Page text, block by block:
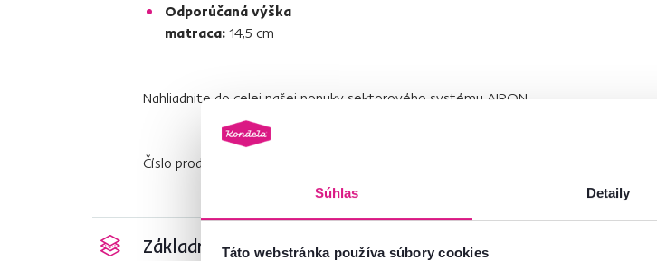
Súhlas Detaily
Táto webstránka používa súbory cookies
Odporúčaná výška
matraca: 14,5 cm
Nahliadnite do celej našej ponuky sektorového systému AIRON.
Číslo produktu : 0000374722
Základné parametre